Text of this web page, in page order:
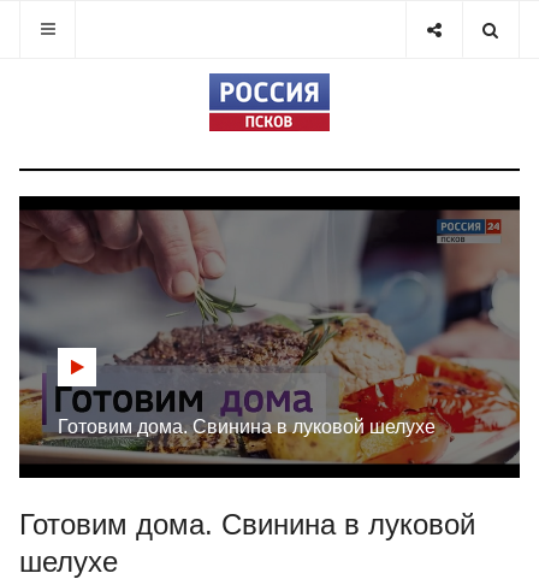
Готовим дома. Свинина в луковой шелухе
Готовим дома. Свинина в луковой
шелухе